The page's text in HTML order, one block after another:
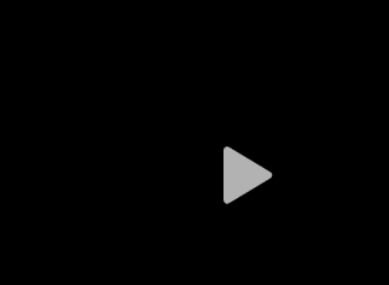
Play